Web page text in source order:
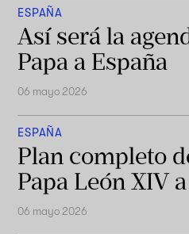
ESPAÑA
Así será la
Papa a España
06 mayo 2026
ESPAÑA
Plan completo
Papa León XIV
06 mayo 2026